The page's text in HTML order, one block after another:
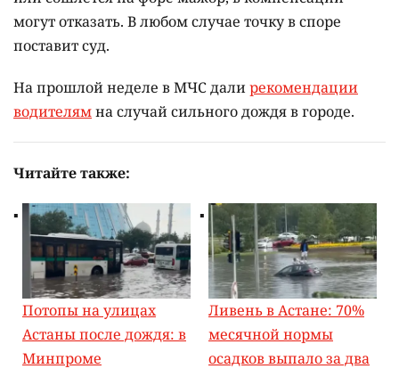
могут отказать. В любом случае точку в споре
поставит суд.
На прошлой неделе в МЧС далирекомендации
водителямна случай сильного дождя в городе.
Читайте также:
Потопы на улицах
Астаны после дождя: в
Минпроме
Ливень в Астане: 70%
месячной нормы
осадков выпало за два